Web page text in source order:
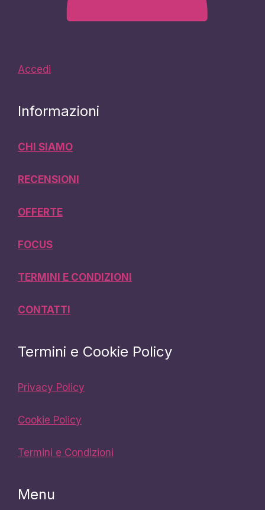
Accedi
Informazioni
CHI SIAMO
RECENSIONI
OFFERTE
FOCUS
TERMINI E CONDIZIONI
CONTATTI
Termini e Cookie Policy
Privacy Policy
Cookie Policy
Termini e Condizioni
Menu